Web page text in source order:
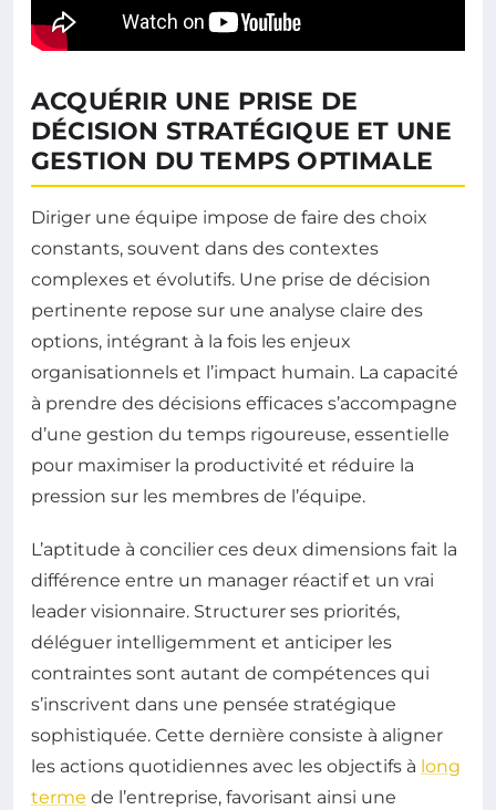
ACQUÉRIR UNE PRISE DE
DÉCISION STRATÉGIQUE ET UNE
GESTION DU TEMPS OPTIMALE
Diriger une équipe impose de faire des choix
constants, souvent dans des contextes
complexes et évolutifs. Une prise de décision
pertinente repose sur une analyse claire des
options, intégrant à la fois les enjeux
organisationnels et l’impact humain. La capacité
à prendre des décisions efficaces s’accompagne
d’une gestion du temps rigoureuse, essentielle
pour maximiser la productivité et réduire la
pression sur les membres de l’équipe.
L’aptitude à concilier ces deux dimensions fait la
différence entre un manager réactif et un vrai
leader visionnaire. Structurer ses priorités,
déléguer intelligemment et anticiper les
contraintes sont autant de compétences qui
s’inscrivent dans une pensée stratégique
sophistiquée. Cette dernière consiste à aligner
les actions quotidiennes avec les objectifs à long
terme de l’entreprise, favorisant ainsi une